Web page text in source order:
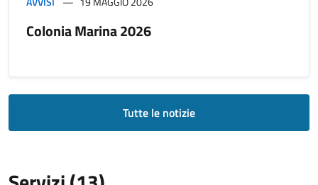
Colonia Marina 2026
Tutte le notizie